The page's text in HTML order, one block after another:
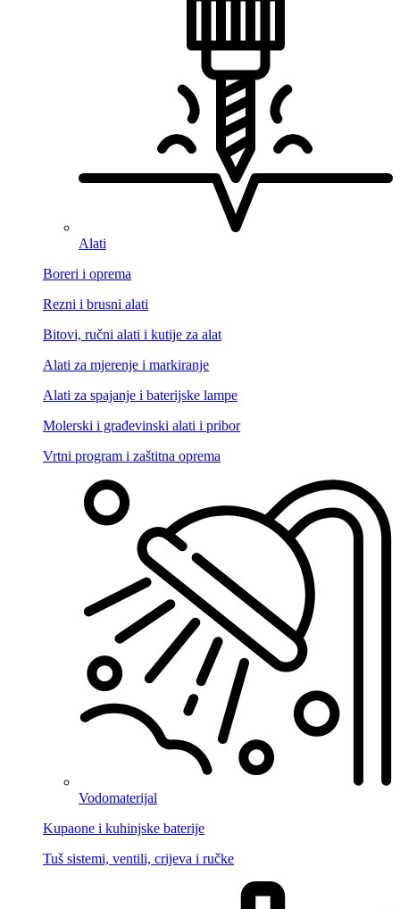
Alati
Boreri i oprema
Rezni i brusni alati
Bitovi, ručni alati i kutije za alat
Alati za mjerenje i markiranje
Alati za spajanje i baterijske lampe
Molerski i građevinski alati i pribor
Vrtni program i zaštitna oprema
Vodomaterijal
Kupaone i kuhinjske baterije
Tuš sistemi, ventili, crijeva i ručke